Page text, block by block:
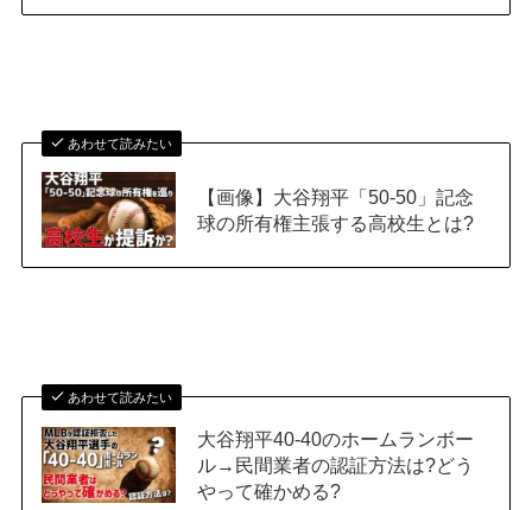
あわせて読みたい
【画像】大谷翔平「50-50」記念
球の所有権主張する高校生とは?
あわせて読みたい
大谷翔平40-40のホームランボー
ル→民間業者の認証方法は?どう
やって確かめる?